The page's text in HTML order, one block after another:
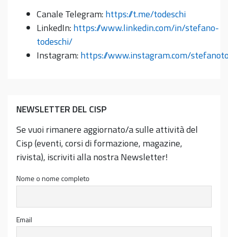
Canale Telegram:https://t.me/todeschi
LinkedIn:https://www.linkedin.com/in/stefano-
todeschi/
Instagram:https://www.instagram.com/
NEWSLETTER DEL CISP
Se vuoi rimanere aggiornato/a sulle attività del
Cisp (eventi, corsi di formazione, magazine,
rivista), iscriviti alla nostra Newsletter!
Nome o nome completo
Email